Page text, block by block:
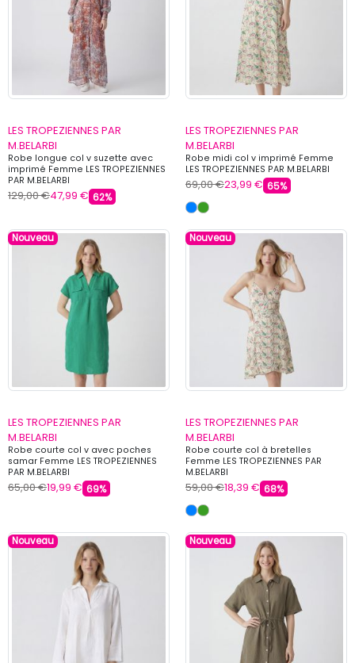
LES TROPEZIENNES PAR
M.BELARBI
Robe longue col v suzette avec
imprimé Femme LES TROPEZIENNES
PAR M.BELARBI
129,00 €47,99 € 62%
LES TROPEZIENNES PAR
M.BELARBI
Robe midi col v imprimé Femme
LES TROPEZIENNES PAR M.BELARBI
69,00 €23,99 € 65%
Nouveau
LES TROPEZIENNES PAR
M.BELARBI
Robe courte col v avec poches
samar Femme LES TROPEZIENNES
PAR M.BELARBI
65,00 €19,99 € 69%
Nouveau
LES TROPEZIENNES PAR
M.BELARBI
Robe courte col à bretelles
Femme LES TROPEZIENNES PAR
M.BELARBI
59,00 €18,39 € 68%
Nouveau Nouveau